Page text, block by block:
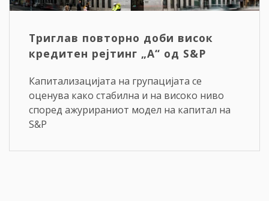
Триглав повторно доби висок
кредитен рејтинг „А“ од S&P
Капитализацијата на групацијата се
оценува како стабилна и на високо ниво
според ажурираниот модел на капитал на
S&P